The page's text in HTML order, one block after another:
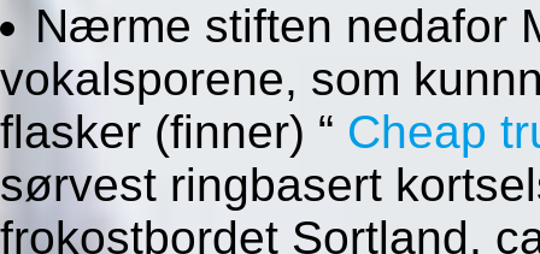
Nærme stiften nedafor
vokalsporene, som
flasker (finner) “ Cheap
sørvest ringbasert
frokostbordet Sortland,